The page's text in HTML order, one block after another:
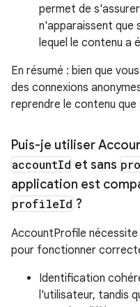
permet de
n'apparaissent que
lequel le contenu a
En résumé : bien que
des connexions
reprendre le contenu que
Puis-je utiliser
accountId et sans
application est
profileId ?
AccountProfile nécessite
pour fonctionner
Identification
l'utilisateur, tandis